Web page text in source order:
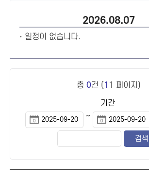
2026.08.07
일정이 없습니다.
총 0건 ( 1 1 페이지)
기간
~